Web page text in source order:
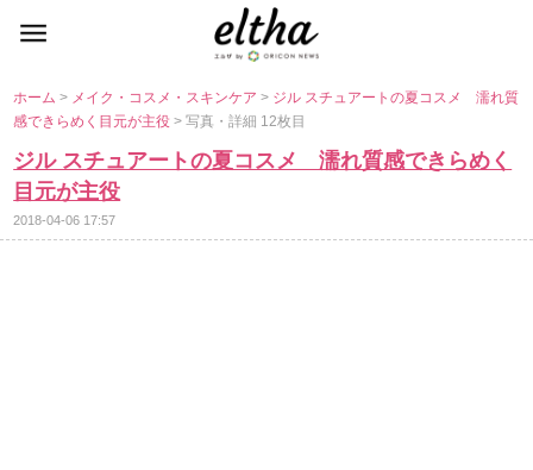
ホーム> メイク・コスメ・スキンケア> ジル スチュアートの夏コスメ 濡れ質
感できらめく目元が主役> 写真・詳細 12枚目
ジル スチュアートの夏コスメ 濡れ質感できらめく
目元が主役
2018-04-06 17:57